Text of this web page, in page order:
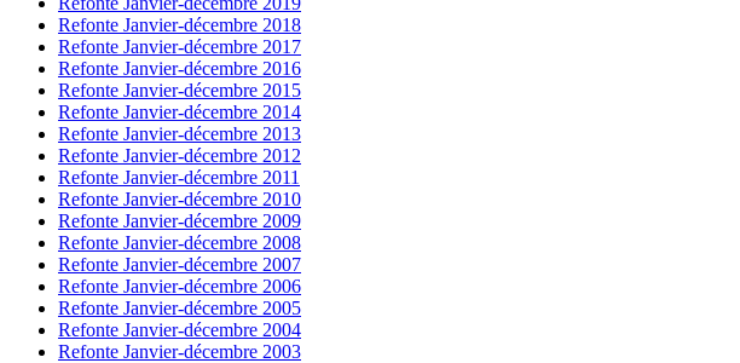
Refonte Janvier-décembre 2018
Refonte Janvier-décembre 2017
Refonte Janvier-décembre 2016
Refonte Janvier-décembre 2015
Refonte Janvier-décembre 2014
Refonte Janvier-décembre 2013
Refonte Janvier-décembre 2012
Refonte Janvier-décembre 2011
Refonte Janvier-décembre 2010
Refonte Janvier-décembre 2009
Refonte Janvier-décembre 2008
Refonte Janvier-décembre 2007
Refonte Janvier-décembre 2006
Refonte Janvier-décembre 2005
Refonte Janvier-décembre 2004
Refonte Janvier-décembre 2003